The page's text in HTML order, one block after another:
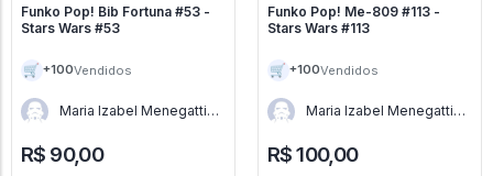
Funko Pop! Bib Fortuna #53 -
Stars Wars #53
🛒 +100Vendidos
Maria Izabel Menegatti
R$ 90,00
Funko Pop! Me-809 #113 -
Stars Wars #113
🛒 +100Vendidos
Maria Izabel Menegatti
R$ 100,00